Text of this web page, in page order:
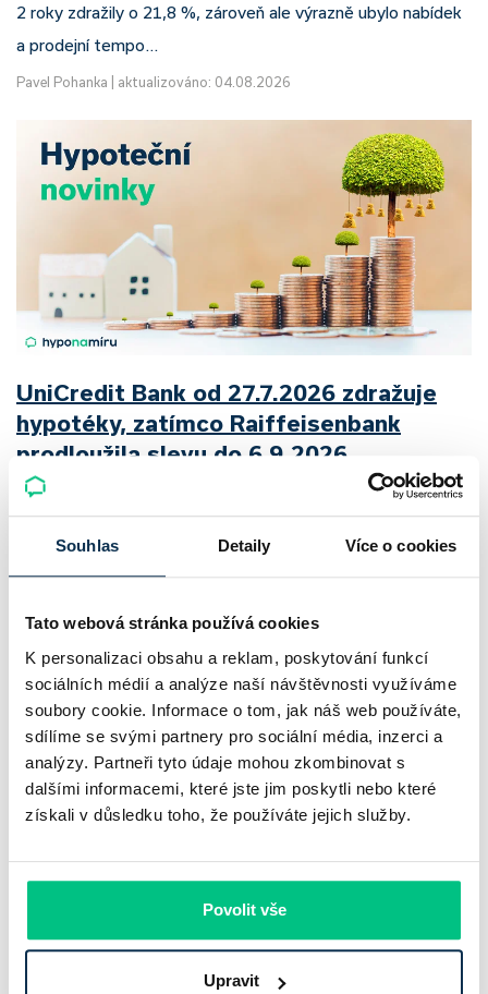
Souhlas Detaily Více o cookies
Tato webová stránka používá cookies
K personalizaci obsahu a reklam, poskytování funkcí
sociálních médií a analýze naší návštěvnosti využíváme
soubory cookie. Informace o tom, jak náš web používáte,
sdílíme se svými partnery pro sociální média, inzerci a
analýzy. Partneři tyto údaje mohou zkombinovat s
dalšími informacemi, které jste jim poskytli nebo které
získali v důsledku toho, že používáte jejich služby.
Povolit vše
Upravit
2 roky zdražily o 21,8 %, zároveň ale výrazně ubylo nabídek
a prodejní tempo…
Pavel Pohanka aktualizováno: 04.08.2026
UniCredit Bank od 27.7.2026 zdražuje
hypotéky, zatímco Raiffeisenbank
prodloužila slevu do 6.9.2026
sazby zůstávají pod tlakem a část bank pokračuje v jejich
růstu. UniCredit Bank od 27.7.2026 zvýšila hypoteční sazby
4 minuty k přečtení
Komerční banka: pokles zisku